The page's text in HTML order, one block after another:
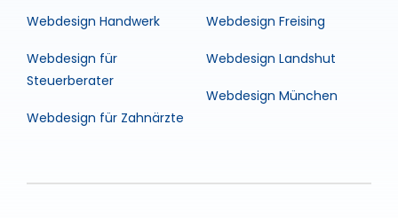
Webdesign Handwerk
Webdesign für
Steuerberater
Webdesign für Zahnärzte
Webdesign Freising
Webdesign Landshut
Webdesign München